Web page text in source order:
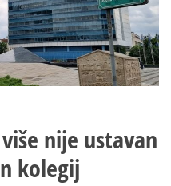
nije ustavan
kolegij